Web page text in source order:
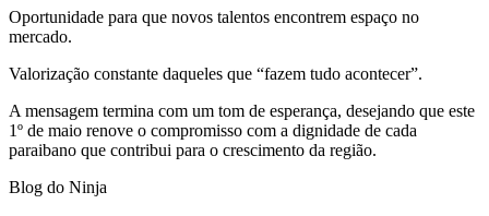
Oportunidade para que novos talentos encontrem espaço no
mercado.
Valorização constante daqueles que “fazem tudo acontecer”.
A mensagem termina com um tom de esperança, desejando que este
1º de maio renove o compromisso com a dignidade de cada
paraibano que contribui para o crescimento da região.
Blog do Ninja